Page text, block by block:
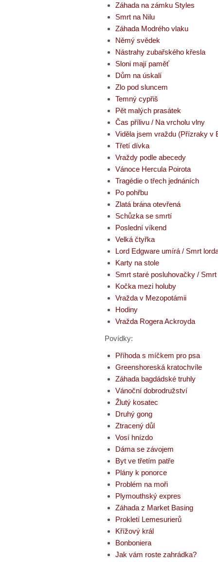
Záhada na zámku Styles
Smrt na Nilu
Záhada Modrého vlaku
Němý svědek
Nástrahy zubařského křesla
Sloni mají paměť
Dům na úskalí
Zlo pod sluncem
Temný cypřiš
Pět malých prasátek
Čas přílivu / Na vrcholu vlny
Viděla jsem vraždu (Přízraky v
Třetí dívka
Vraždy podle abecedy
Vánoce Hercula Poirota
Tragédie o třech jednáních
Po pohřbu
Zlatá brána otevřená
Schůzka se smrtí
Poslední víkend
Velká čtyřka
Lord Edgware umírá / Smrt
Karty na stole
Smrt staré posluhovačky /
Kočka mezi holuby
Vražda v Mezopotámii
Hodiny
Vražda Rogera Ackroyda
Povídky:
Příhoda s míčkem pro psa
Greenshoreská kratochvíle
Záhada bagdádské truhly
Vánoční dobrodružství
Žlutý kosatec
Druhý gong
Ztracený důl
Vosí hnízdo
Dáma se závojem
Byt ve třetím patře
Plány k ponorce
Problém na moři
Plymouthský expres
Záhada z Market Basing
Prokletí Lemesurierů
Křížový král
Bonboniera
Jak vám roste zahrádka?